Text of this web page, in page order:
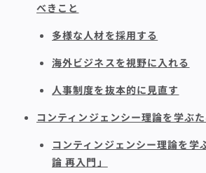
べきこと
多様な人材を採用する
海外ビジネスを視野に入れる
人事制度を抜本的に見直す
コンティンジェンシー理論を学ぶ
コンティンジェンシー理論を学
論 再入門」